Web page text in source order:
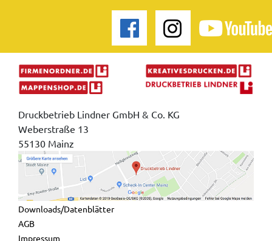
Druckbetrieb Lindner GmbH & Co. KG
Weberstraße 13
55130 Mainz
Downloads/Datenblätter
AGB
Impressum